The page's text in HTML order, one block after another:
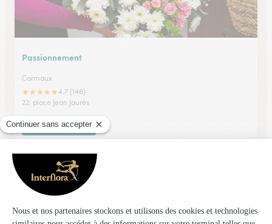
Passionnement
Carmaux
★★★★★4.7 (146)
22, place Jean Jaurès
Voir la boutique